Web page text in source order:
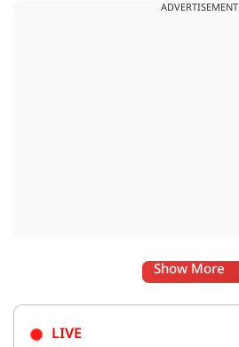
ADVERTISEMENT
Show More
LIVE